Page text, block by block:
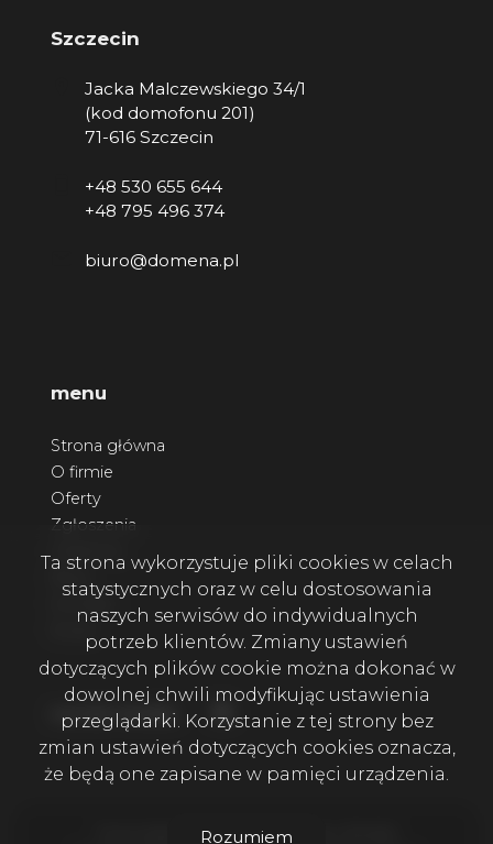
Szczecin
Jacka Malczewskiego 34/1
(kod domofonu 201)
71-616 Szczecin
+48 530 655 644
+48 795 496 374
biuro@domena.pl
menu
Strona główna
O firmie
Oferty
Zgłoszenia
Kontakt
social media Facebook
Firma Wala House Nieruchomości © 2026
Ta strona wykorzystuje pliki cookies w celach
statystycznych oraz w celu dostosowania
naszych serwisów do indywidualnych
potrzeb klientów. Zmiany ustawień
dotyczących plików cookie można dokonać w
dowolnej chwili modyfikując ustawienia
przeglądarki. Korzystanie z tej strony bez
zmian ustawień dotyczących cookies oznacza,
że będą one zapisane w pamięci urządzenia.
Rozumiem